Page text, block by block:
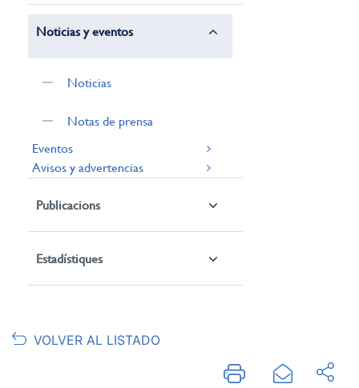
Noticias y eventos
Noticias
Notas de prensa
Eventos
Avisos y advertencias
Publicacions
Estadístiques
VOLVER AL LISTADO